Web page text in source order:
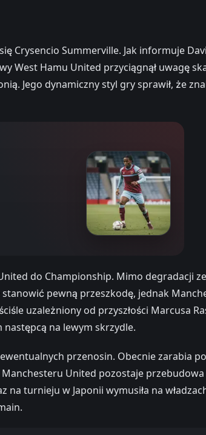
Crysencio Summerville. Jak informuje
West Hamu United przyciągnął uwagę
Jego dynamiczny styl gry sprawił, że
do Championship. Mimo degradacji
pewną przeszkodę, jednak
uzależniony od przyszłości Marcusa
na lewym skrzydle.
przenosin. Obecnie zarabia
United pozostaje przebudowa
turnieju w Japonii wymusiła na